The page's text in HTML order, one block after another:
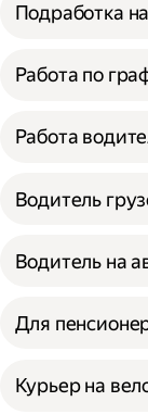
Подработка
Работа по
Работа
Водитель
Водитель на
Для
Курьер на